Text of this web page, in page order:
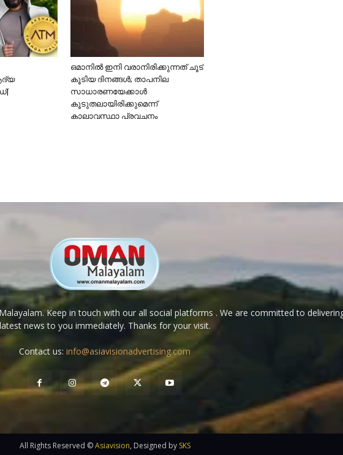
ഒമാനിൽ ഇനി വരാനിരിക്കുന്നത് ചൂട്
കൂടിയ ദിനങ്ങൾ; താപനില
സാധാരണയേക്കാൾ
കൂടുതലായിരിക്കുമെന്ന്
കാലാവസ്ഥാ പ്രവചനം
Keep in touch with our all social platforms . We are committed to
latest news to you immediately. Thanks for your visit.
Contact us: info@asiavisionadvertising.com
All Rights Reserved ©Asiavision, Designed by SKS